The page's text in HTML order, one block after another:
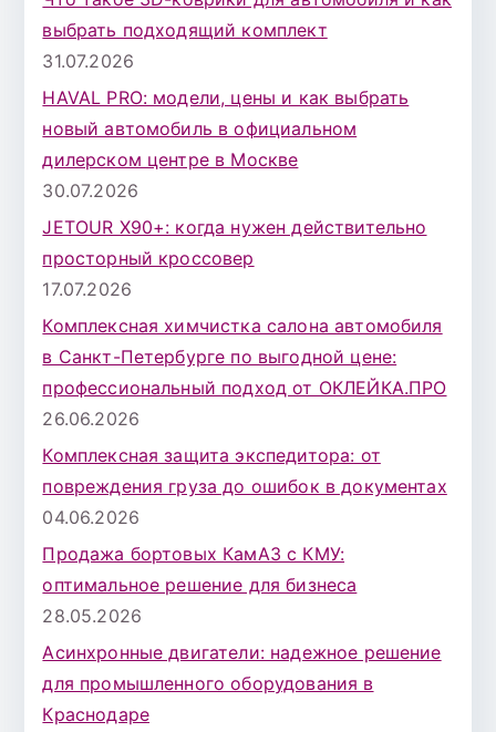
выбрать подходящий комплект
31.07.2026
HAVAL PRO: модели, цены и как выбрать
новый автомобиль в официальном
дилерском центре в Москве
30.07.2026
JETOUR X90+: когда нужен действительно
просторный кроссовер
17.07.2026
Комплексная химчистка салона автомобиля
в Санкт-Петербурге по выгодной цене:
профессиональный подход от ОКЛЕЙКА.ПРО
26.06.2026
Комплексная защита экспедитора: от
повреждения груза до ошибок в документах
04.06.2026
Продажа бортовых КамАЗ с КМУ:
оптимальное решение для бизнеса
28.05.2026
Асинхронные двигатели: надежное решение
для промышленного оборудования в
Краснодаре